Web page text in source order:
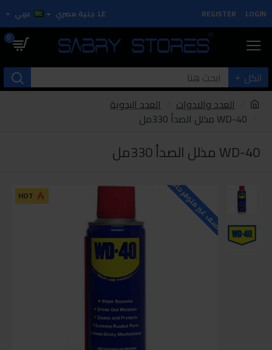
LOGIN
REGISTER
LE جنية مصري عربي
0
الكل
العدد والادوات
العدد اليدوية
WD-40 مذلل الصدأ 330مل
WD-40 مذلل الصدأ 330مل
HOT للاسف غير متوفر حاليا